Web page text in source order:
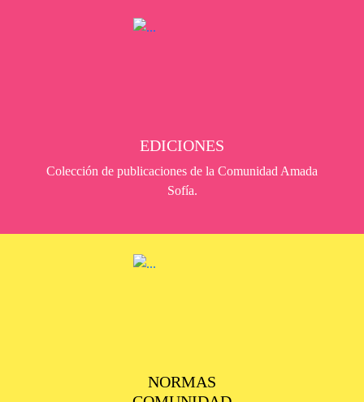
EDICIONES
Colección de publicaciones de la Comunidad Amada
Sofía.
NORMAS